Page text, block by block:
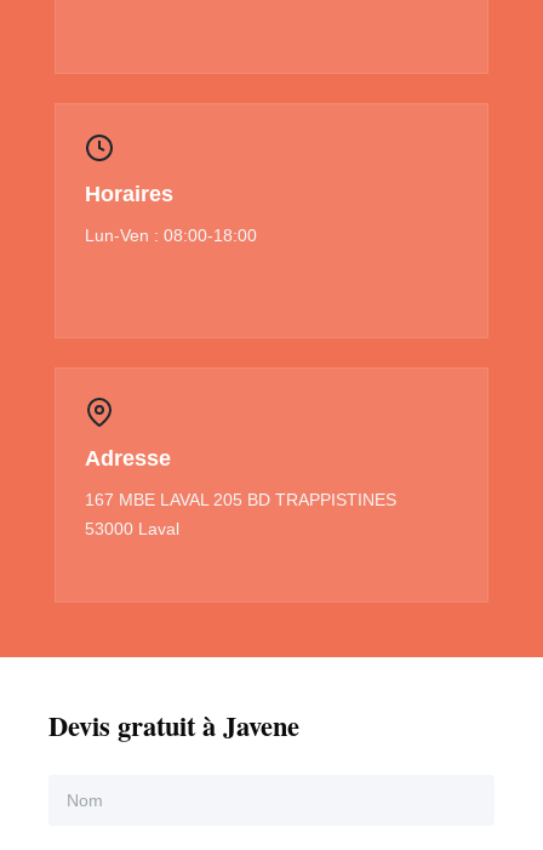
Horaires
Lun-Ven : 08:00-18:00
Adresse
167 MBE LAVAL 205 BD TRAPPISTINES
53000 Laval
Devis gratuit à Javene